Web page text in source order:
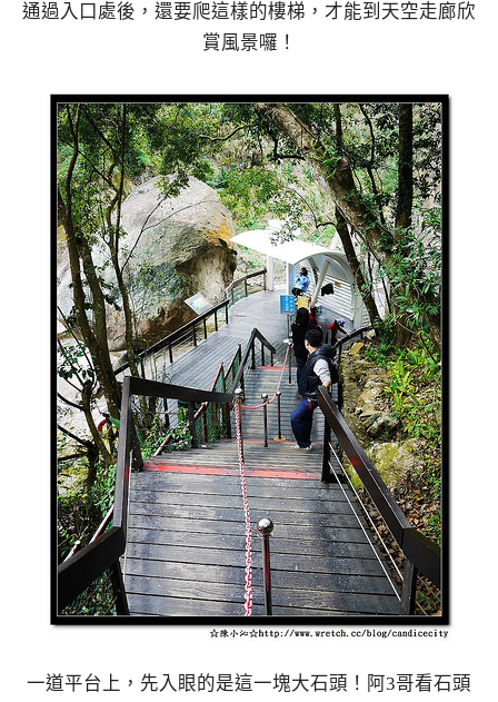
通過入口處後，還要爬這樣的樓梯，才能到天空走廊欣
賞風景囉！
一道平台上，先入眼的是這一塊大石頭！阿3哥看石頭